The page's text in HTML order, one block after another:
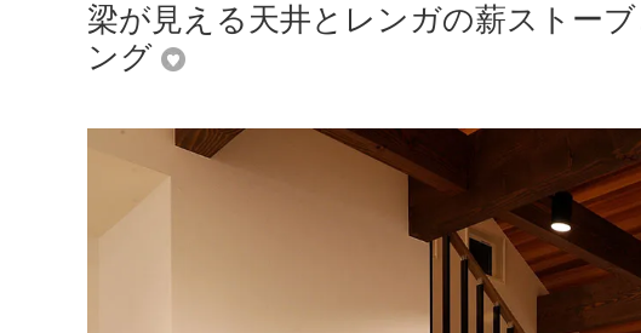
梁が見える天井とレンガの薪ストー
ング